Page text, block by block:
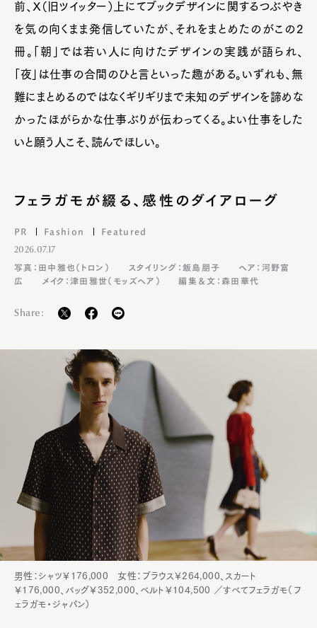
前、Ｘ（旧ツイッター）上にてブックデザインに関するつぶやき
を気の向くまま発信していたが、それをまとめたのがこの2
冊。「朝」では若い人に向けたデザインの実践が語られ、
「夜」は仕事の合間のひと言といった趣がある。いずれも、無
難にまとめるのではなくギリギリまで未知のデザインを諦めな
かったほがらかな仕事ぶりが伝わってくる。よい仕事をした
いと願う人こそ、読んでほしい。
フェラガモが綴る、感性のダイアローグ
PR Fashion Featured
2026.07.17
写真：田中雅也（トロン）
スタイリング：飯島朋子
ヘア：河野富
広
メイク：津田雅世（モッズヘア） 編集＆文：森田華代
Share:
男性：シャツ￥176,000 女性：ブラウス￥264,000、スカート
￥176,000、バッグ￥352,000、ベルト￥104,500 ／すべてフェラガモ（フ
ェラガモ・ジャパン）